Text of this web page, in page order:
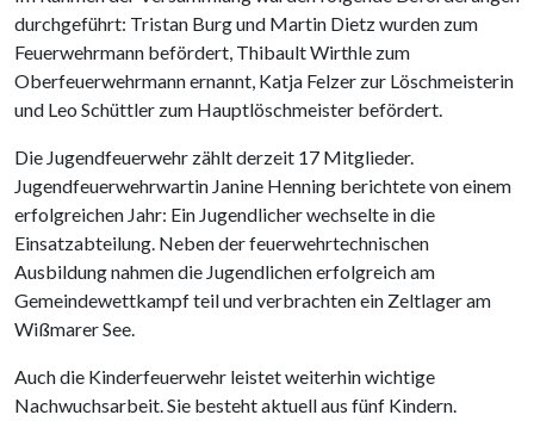
durchgeführt: Tristan Burg und Martin Dietz wurden zum
Feuerwehrmann befördert, Thibault Wirthle zum
Oberfeuerwehrmann ernannt, Katja Felzer zur Löschmeisterin
und Leo Schüttler zum Hauptlöschmeister befördert.
Die Jugendfeuerwehr zählt derzeit 17 Mitglieder.
Jugendfeuerwehrwartin Janine Henning berichtete von einem
erfolgreichen Jahr: Ein Jugendlicher wechselte in die
Einsatzabteilung. Neben der feuerwehrtechnischen
Ausbildung nahmen die Jugendlichen erfolgreich am
Gemeindewettkampf teil und verbrachten ein Zeltlager am
Wißmarer See.
Auch die Kinderfeuerwehr leistet weiterhin wichtige
Nachwuchsarbeit. Sie besteht aktuell aus fünf Kindern.